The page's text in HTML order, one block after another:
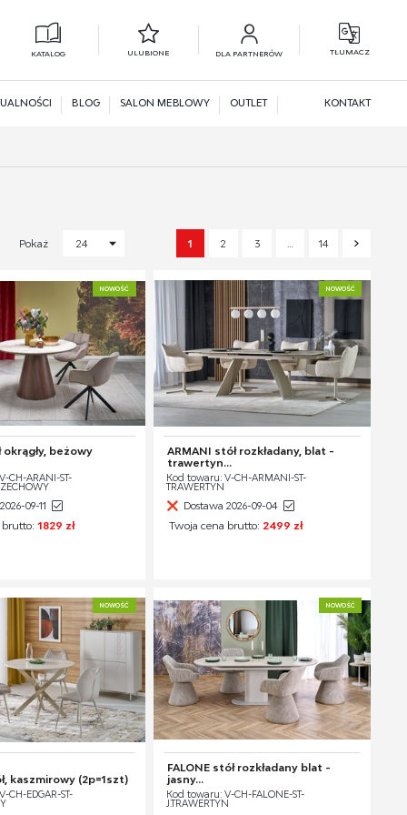
KATALOG ULUBIONE DLA PARTNERÓW TŁUMACZ
BLOG SALON MEBLOWY OUTLET KONTAKT
Pokaż 24 1 2 3 14
NOWOŚĆ
okrągły, beżowy
CH-ARANI-ST-
09-11
brutto: 1829 zł
NOWOŚĆ
ARMANI stół rozkładany, blat -
trawertyn...
Kod towaru: V-CH-ARMANI-ST-
TRAWERTYN
Dostawa 2026-09-04
Twoja cena brutto: 2499 zł
NOWOŚĆ
kaszmirowy (2p=1szt)
CH-EDGAR-ST-
NOWOŚĆ
FALONE stół rozkładany blat -
jasny...
Kod towaru: V-CH-FALONE-ST-
J.TRAWERTYN